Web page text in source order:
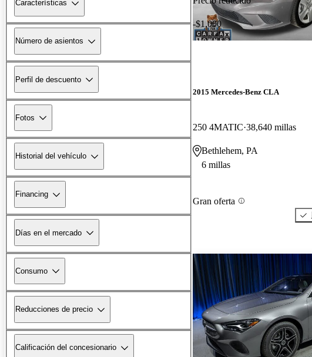
Características
Número de asientos
Perfil de descuento
Fotos
Historial del vehículo
Financing
Días en el mercado
Consumo
Reducciones de precio
Calificación del concesionario
-$1,000
2015 Mercedes-Benz CLA
250 4MATIC 38,640 millas
Bethlehem, PA
6 millas
Gran oferta